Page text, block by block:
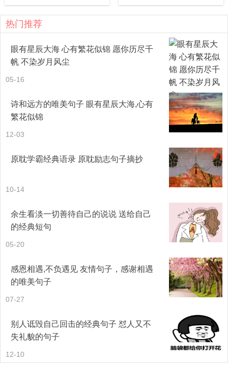
未来幸福的开端。
29、我试着去挽留，问有没有余地。你为什么说的那么肯
定，没有。
30、你总是装作一副不缺我的样子，让我怎么在你身边停
留。
31、提醒着我是不是该存在，存在在你不存在的存在。
32、每次都故作镇定，把自己折磨的狼狈不堪，然后还强颜
34、他要去奔向他的幸福，她却还在流浪。
35、有些事，有些人，一辈子也忘不了，就像我忘不了你。
是不是关上了心，就不会再为你痛。
37、不管现在多么讨厌上学，可是在离开的时候难免会有一
些不舍。
38、太喜欢一个人那个人会越来越不喜欢你。
热门推荐
眼有星辰大海 心有繁花似锦 愿你历尽千
帆 不染岁月风尘
05-16
诗和远方的唯美句子 眼有星辰大海,心有
繁花似锦
12-03
原耽学霸经典语录 原耽励志句子摘抄
10-14
余生看淡一切善待自己的说说 送给自己
的经典短句
05-20
感恩相遇,不负遇见 友情句子，感谢相遇
的唯美句子
07-27
别人诋毁自己回击的经典句子 怼人又不
失礼貌的句子
12-10